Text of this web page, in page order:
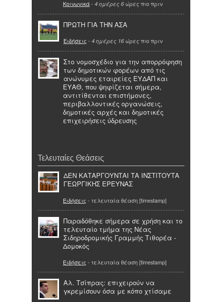
Κοινωνικά- 4 ημέρες 6 ώρες πιο πριν
ΠΡΩΤΗ ΓΙΑ ΤΗΝ ΑΣΑ
Ειδήσεις - 4 ημέρες 16 ώρες πιο πριν
Στο νομοσχέδιο για την απορρόφηση
των δημοτικών φορέων από τις
ανώνυμες εταιρείες ΕΥΔΑΠ και
ΕΥΑΘ, που ψηφίζεται σήμερα,
αντιτίθενται επιστήμονες,
περιβαλλοντικές οργανώσεις,
δημοτικές αρχές και δημοτικές
επιχειρήσεις ύδρευσης
Τελευταίες Θεάσεις
ΔΕΝ ΚΑΤΑΡΓΟΥΝΤΑΙ ΤΑ ΙΝΣΤΙΤΟΥΤΑ
ΓΕΩΡΓΙΚΗΣ ΕΡΕΥΝΑΣ
Ειδήσεις - τελευταία θέαση [timestamp]
Παραδόθηκε σήμερα σε χρήση και το
τελευταίο τμήμα της Νέας
Σιδηροδρομικής Γραμμής Τιθορέα -
Δομοκός
Ειδήσεις - τελευταία θέαση [timestamp]
Αλ. Τσίπρας: επιχειρούν να
γκρεμίσουν όσα με κόπο χτίσαμε